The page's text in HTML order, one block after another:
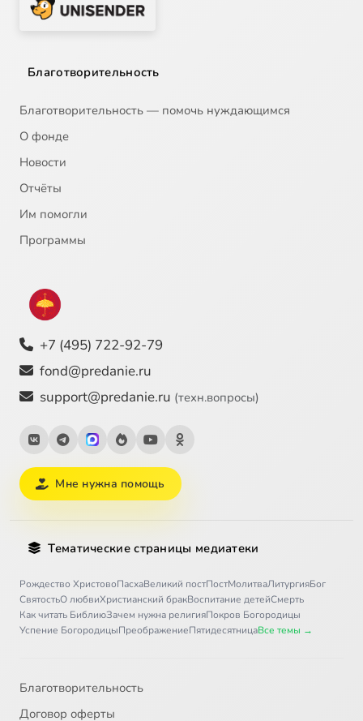
Благотворительность
Благотворительность — помочь нуждающимся
О фонде
Новости
Отчёты
Им помогли
Программы
+7 (495) 722-92-79
fond@predanie.ru
support@predanie.ru (техн.вопросы)
Мне нужна помощь
Тематические страницы медиатеки
Рождество ХристовоПасхаВеликий постПостМолитваЛитургияБог
СвятостьО любвиХристианский бракВоспитание детейСмерть
Как читать БиблиюЗачем нужна религияПокров Богородицы
Успение БогородицыПреображениеПятидесятницаВсе темы →
Благотворительность
Договор оферты